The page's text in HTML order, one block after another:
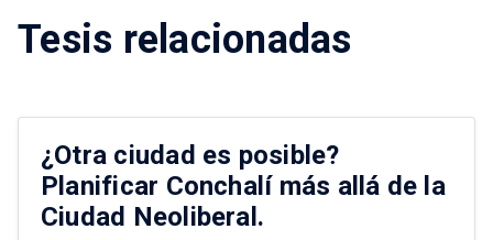
Tesis relacionadas
¿Otra ciudad es posible?
Planificar Conchalí más allá de la
Ciudad Neoliberal.